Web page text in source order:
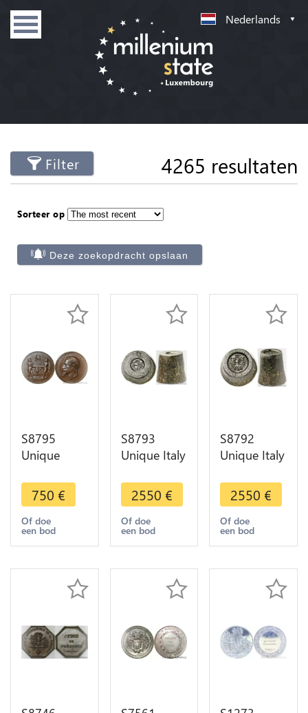
Nederlands
Filter 4265 resultaten
Sorteer op
Deze zoekopdracht opslaan
S8795
Unique
Velours 3
Medals
Napoléon
III
1867
Délicourt
750 €
Of doe
een bod
S8793
Unique Italy
Prince Carlo
Sebastiano
di
Messerano
2550 €
Of doe
een bod
S8792
Unique Italy
Prince Carlo
Sebastiano
di
Messerano
2550 €
Of doe
een bod